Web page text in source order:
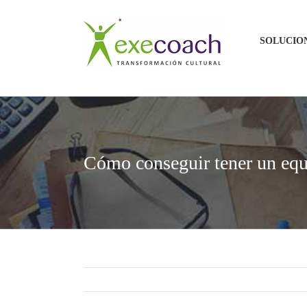
Cómo conseguir tener un